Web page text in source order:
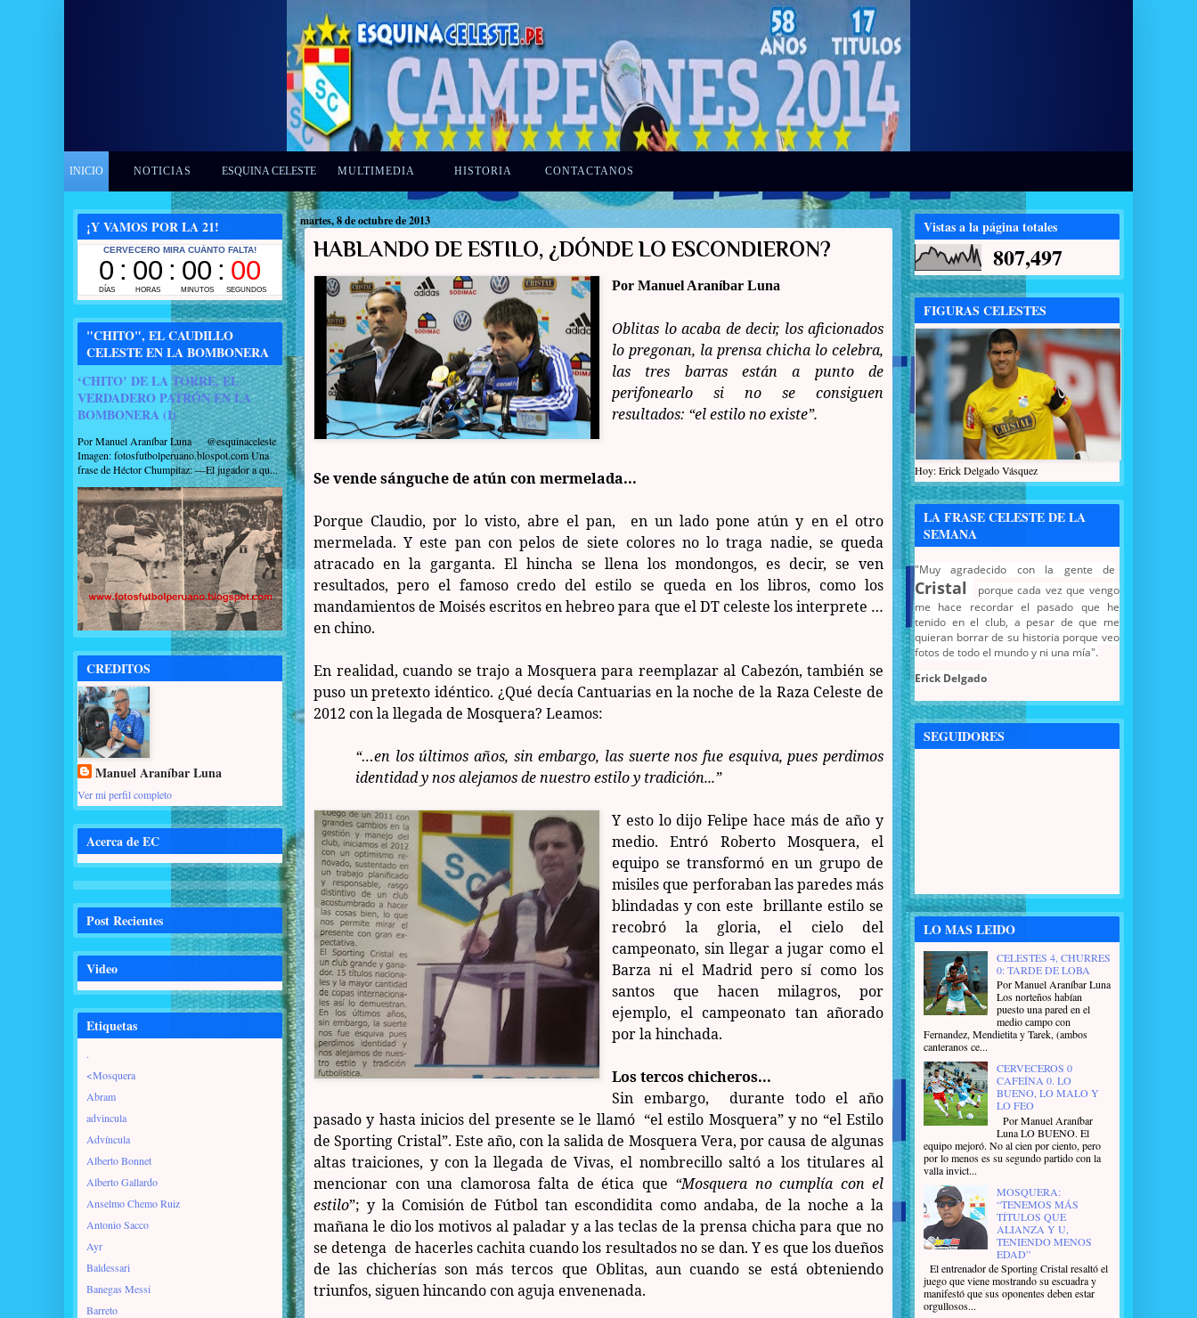
INICIO NOTICIAS ESQUINA CELESTE MULTIMEDIA HISTORIA CONTACTANOS
martes, 8 de octubre de 2013
HABLANDO DE ESTILO, ¿DÓNDE LO ESCONDIERON?
Por Manuel Araníbar Luna
Oblitas lo acaba de decir, los aficionados
lo pregonan, la prensa chicha lo celebra,
las tres barras están a punto de
perifonearlo si no se consiguen
resultados: “el estilo no existe”.
Se vende sánguche de atún con mermelada...
Porque Claudio, por lo visto, abre el pan, en un lado pone atún y en el otro
mermelada. Y este pan con pelos de siete colores no lo traga nadie, se queda
atracado en la garganta. El hincha se llena los mondongos, es decir, se ven
resultados, pero el famoso credo del estilo se queda en los libros, como los
mandamientos de Moisés escritos en hebreo para que el DT celeste los interprete …
en chino.
En realidad, cuando se trajo a Mosquera para reemplazar al Cabezón, también se
puso un pretexto idéntico. ¿Qué decía Cantuarias en la noche de la Raza Celeste de
2012 con la llegada de Mosquera? Leamos:
“…en los últimos años, sin embargo, las suerte nos fue esquiva, pues perdimos
identidad y nos alejamos de nuestro estilo y tradición...”
Y esto lo dijo Felipe hace más de año y
medio. Entró Roberto Mosquera, el
equipo se transformó en un grupo de
misiles que perforaban las paredes más
blindadas y con este brillante estilo se
recobró la gloria, el cielo del
campeonato, sin llegar a jugar como el
Barza ni el Madrid pero sí como los
santos que hacen milagros, por
ejemplo, el campeonato tan añorado
por la hinchada.
Los tercos chicheros...
Sin embargo, durante todo el año
pasado y hasta inicios del presente se le llamó “el estilo Mosquera” y no “el Estilo
de Sporting Cristal”. Este año, con la salida de Mosquera Vera, por causa de algunas
altas traiciones, y con la llegada de Vivas, el nombrecillo saltó a los titulares al
mencionar con una clamorosa falta de ética que “Mosquera no cumplía con el
estilo”; y la Comisión de Fútbol tan escondidita como andaba, de la noche a la
mañana le dio los motivos al paladar y a las teclas de la prensa chicha para que no
se detenga de hacerles cachita cuando los resultados no se dan. Y es que los dueños
de las chicherías son más tercos que Oblitas, aun cuando se está obteniendo
triunfos, siguen hincando con aguja envenenada.
¡Y VAMOS POR LA 21!
"CHITO", EL CAUDILLO
CELESTE EN LA BOMBONERA
‘CHITO’ DE LA TORRE, EL
VERDADERO PATRÓN EN LA
BOMBONERA (I)
Por Manuel Araníbar Luna @esquinaceleste
Imagen: fotosfutbolperuano.blospot.com Una
frase de Héctor Chumpitaz: —El jugador a qu...
CREDITOS
Manuel Araníbar Luna
Ver mi perfil completo
Acerca de EC
Post Recientes
Video
Etiquetas
.
<Mosquera
Abram
advincula
Advíncula
Alberto Bonnet
Alberto Gallardo
Anselmo Chemo Ruiz
Antonio Sacco
Ayr
Baldessari
Banegas Messi
Barreto
Vistas a la página totales
807,497
FIGURAS CELESTES
Hoy: Erick Delgado Vásquez
LA FRASE CELESTE DE LA
SEMANA
"Muy agradecido con la gente de
Cristal
porque cada vez que vengo
me hace recordar el pasado que he
tenido en el club, a pesar de que me
quieran borrar de su historia porque veo
fotos de todo el mundo y ni una mía".
Erick Delgado
SEGUIDORES
LO MAS LEIDO
CELESTES 4, CHURRES
0: TARDE DE LOBA
Por Manuel Araníbar Luna
Los norteños habían
puesto una pared en el
medio campo con
Fernandez, Mendietita y Tarek, (ambos
canteranos ce...
CERVECEROS 0
CAFEÍNA 0. LO
BUENO, LO MALO Y
LO FEO
Por Manuel Araníbar
Luna LO BUENO. El
equipo mejoró. No al cien por ciento, pero
por lo menos es su segundo partido con la
valla invict...
MOSQUERA:
“TENEMOS MÁS
TÍTULOS QUE
ALIANZA Y U,
TENIENDO MENOS
EDAD”
El entrenador de Sporting Cristal resaltó el
juego que viene mostrando su escuadra y
manifestó que sus oponentes deben estar
orgullosos...